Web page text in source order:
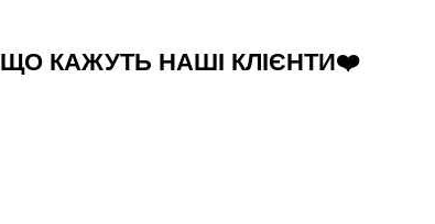
ЩО КАЖУТЬ НАШІ КЛІЄНТИ❤️